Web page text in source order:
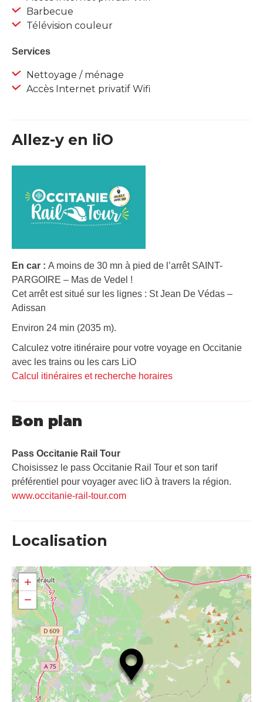
Barbecue
Télévision couleur
Services
Nettoyage / ménage
Accès Internet privatif Wifi
Allez-y en liO
En car : A moins de 30 mn à pied de l’arrêt SAINT-
PARGOIRE – Mas de Vedel !
Cet arrêt est situé sur les lignes : St Jean De Védas –
Adissan
Environ 24 min (2035 m).
Calculez votre itinéraire pour votre voyage en Occitanie
avec les trains ou les cars LiO
Calcul itinéraires et recherche horaires
Bon plan
Pass Occitanie Rail Tour​
Choisissez le pass Occitanie Rail Tour et son tarif
préférentiel pour voyager avec liO à travers la région.
www.occitanie-rail-tour.com
Localisation
+
−